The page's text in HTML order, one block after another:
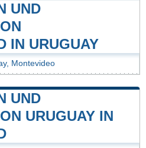
UND
IN URUGUAY
Montevideo
UND
URUGUAY IN